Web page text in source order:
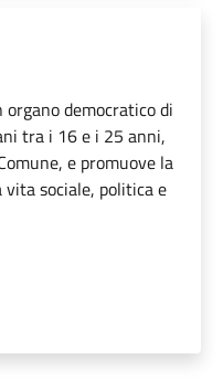
organo democratico di
tra i 16 e i 25 anni,
e promuove la
sociale, politica e